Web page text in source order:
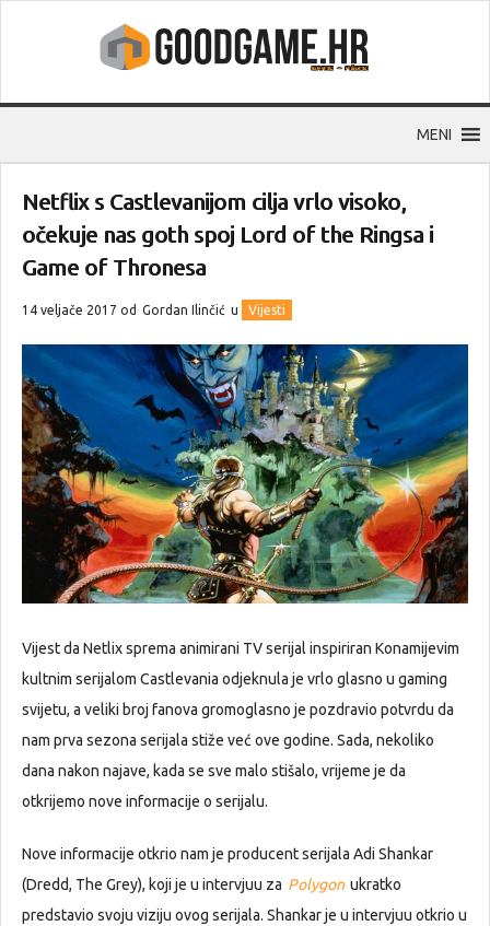
MENI
Netflix s Castlevanijom cilja vrlo visoko,
očekuje nas goth spoj Lord of the Ringsa i
Game of Thronesa
14 veljače 2017 od Gordan Ilinčić u Vijesti
Vijest da Netlix sprema animirani TV serijal inspiriran Konamijevim
kultnim serijalom Castlevania odjeknula je vrlo glasno u gaming
svijetu, a veliki broj fanova gromoglasno je pozdravio potvrdu da
nam prva sezona serijala stiže već ove godine. Sada, nekoliko
dana nakon najave, kada se sve malo stišalo, vrijeme je da
otkrijemo nove informacije o serijalu.
Nove informacije otkrio nam je producent serijala Adi Shankar
(Dredd, The Grey), koji je u intervjuu za Polygon ukratko
predstavio svoju viziju ovog serijala. Shankar je u intervjuu otkrio u